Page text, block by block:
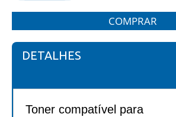
COMPRAR
DETALHES
Toner compatível para